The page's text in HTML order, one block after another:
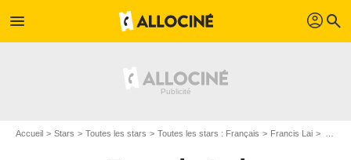
menu profil search
Accueil Stars Toutes les stars Toutes les stars : Français Francis Lai